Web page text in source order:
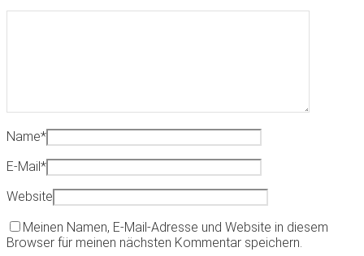
Name*
E-Mail*
Website
Meinen Namen, E-Mail-Adresse und Website in diesem
Browser für meinen nächsten Kommentar speichern.